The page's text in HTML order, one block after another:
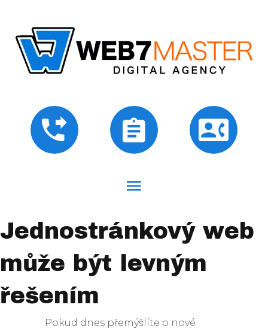
Jednostránkový web
může být levným
řešením
Pokud dnes přemýšlíte o nové